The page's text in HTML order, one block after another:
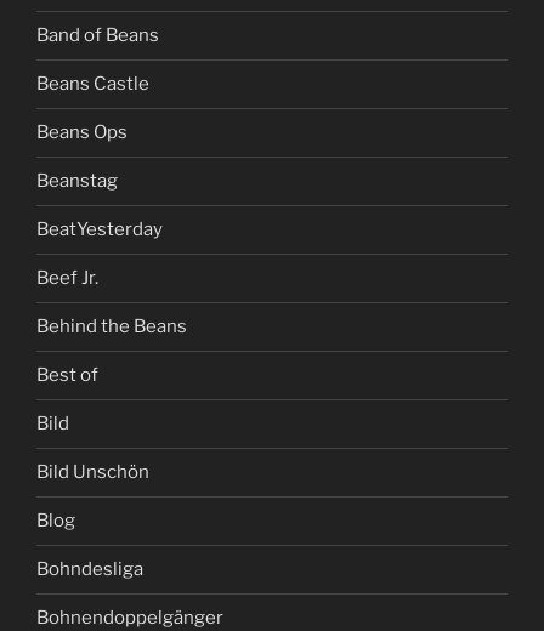
Band of Beans
Beans Castle
Beans Ops
Beanstag
BeatYesterday
Beef Jr.
Behind the Beans
Best of
Bild
Bild Unschön
Blog
Bohndesliga
Bohnendoppelgänger